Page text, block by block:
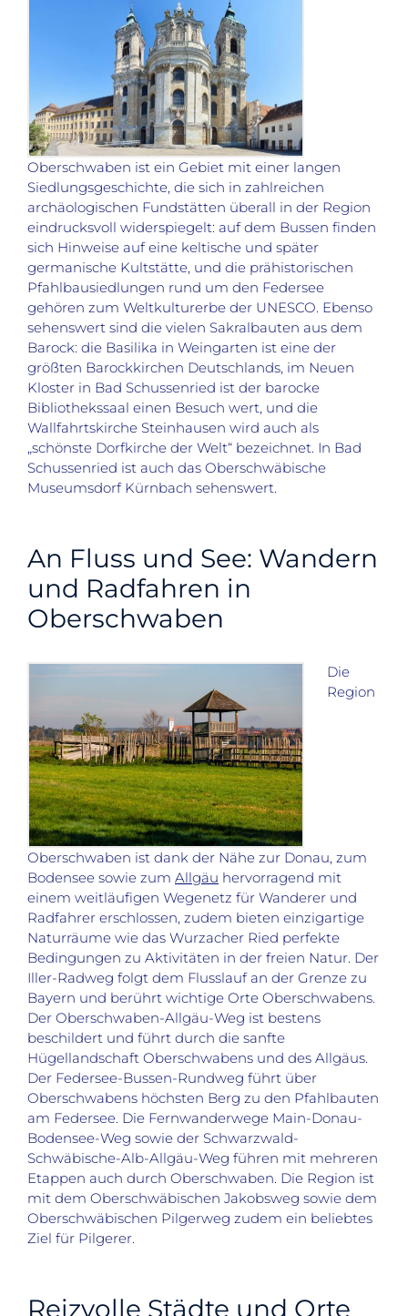
Oberschwaben ist ein Gebiet mit einer langen
Siedlungsgeschichte, die sich in zahlreichen
archäologischen Fundstätten überall in der Region
eindrucksvoll widerspiegelt: auf dem Bussen finden
sich Hinweise auf eine keltische und später
germanische Kultstätte, und die prähistorischen
Pfahlbausiedlungen rund um den Federsee
gehören zum Weltkulturerbe der UNESCO. Ebenso
sehenswert sind die vielen Sakralbauten aus dem
Barock: die Basilika in Weingarten ist eine der
größten Barockkirchen Deutschlands, im Neuen
Kloster in Bad Schussenried ist der barocke
Bibliothekssaal einen Besuch wert, und die
Wallfahrtskirche Steinhausen wird auch als
„schönste Dorfkirche der Welt“ bezeichnet. In Bad
Schussenried ist auch das Oberschwäbische
Museumsdorf Kürnbach sehenswert.
An Fluss und See: Wandern
und Radfahren in
Oberschwaben
Die
Region
Oberschwaben ist dank der Nähe zur Donau, zum
Bodensee sowie zum Allgäu hervorragend mit
einem weitläufigen Wegenetz für Wanderer und
Radfahrer erschlossen, zudem bieten einzigartige
Naturräume wie das Wurzacher Ried perfekte
Bedingungen zu Aktivitäten in der freien Natur. Der
Iller-Radweg folgt dem Flusslauf an der Grenze zu
Bayern und berührt wichtige Orte Oberschwabens.
Der Oberschwaben-Allgäu-Weg ist bestens
beschildert und führt durch die sanfte
Hügellandschaft Oberschwabens und des Allgäus.
Der Federsee-Bussen-Rundweg führt über
Oberschwabens höchsten Berg zu den Pfahlbauten
am Federsee. Die Fernwanderwege Main-Donau-
Bodensee-Weg sowie der Schwarzwald-
Schwäbische-Alb-Allgäu-Weg führen mit mehreren
Etappen auch durch Oberschwaben. Die Region ist
mit dem Oberschwäbischen Jakobsweg sowie dem
Oberschwäbischen Pilgerweg zudem ein beliebtes
Ziel für Pilgerer.
Reizvolle Städte und Orte